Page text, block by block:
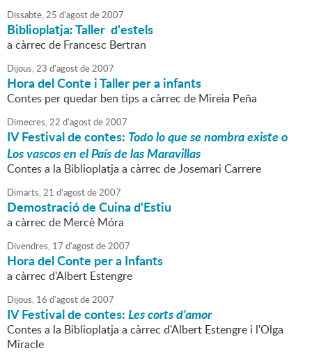
Dissabte,25 d'agostde2007
Biblioplatja: Taller d'estels
a càrrec de Francesc Bertran
Dijous,23 d'agostde2007
Hora del Conte i Taller per a infants
Contes per quedar ben tips a càrrec de Mireia Peña
Dimecres,22 d'agostde2007
IV Festival de contes: Todo lo que se nombra existe o
Los vascos en el País de las Maravillas
Contes a la Biblioplatja a càrrec de Josemari Carrere
Dimarts,21 d'agostde2007
Demostració de Cuina d'Estiu
a càrrec de Mercè Móra
Divendres, 17 d'agostde2007
Hora del Conte per a Infants
a càrrec d'Albert Estengre
Dijous, 16 d'agostde2007
IV Festival de contes:Les corts d'amor
Contes a la Biblioplatja a càrrec d'Albert Estengre i l'Olga
Miracle